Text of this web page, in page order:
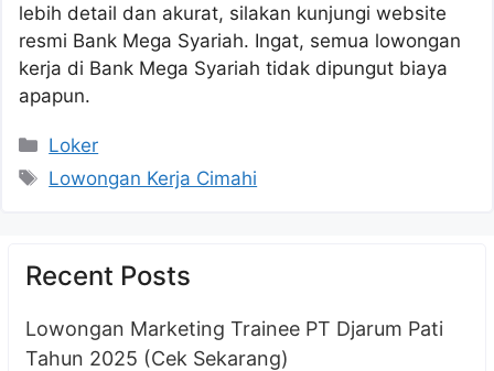
lebih detail dan akurat, silakan kunjungi website
resmi Bank Mega Syariah. Ingat, semua lowongan
kerja di Bank Mega Syariah tidak dipungut biaya
apapun.
Kategori
Loker
Tag
Lowongan Kerja Cimahi
Recent Posts
Lowongan Marketing Trainee PT Djarum Pati
Tahun 2025 (Cek Sekarang)